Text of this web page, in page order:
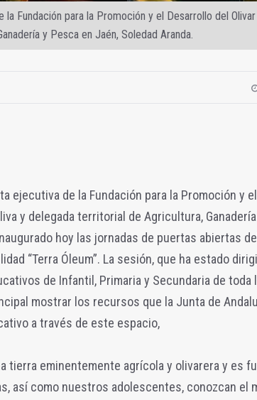
la Fundación para la Promoción y el Desarrollo del
y Pesca en Jaén, Soledad Aranda.
ejecutiva de la Fundación para la Promoción y
y delegada territorial de Agricultura,
hoy las jornadas de puertas abiertas
“Terra Óleum”. La sesión, que ha estado
de Infantil, Primaria y Secundaria de toda
mostrar los recursos que la Junta de
a través de este espacio,
tierra eminentemente agrícola y olivarera y es
así como nuestros adolescentes, conozcan el